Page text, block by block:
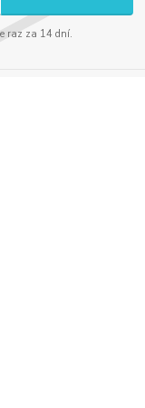
raz za 14 dní.